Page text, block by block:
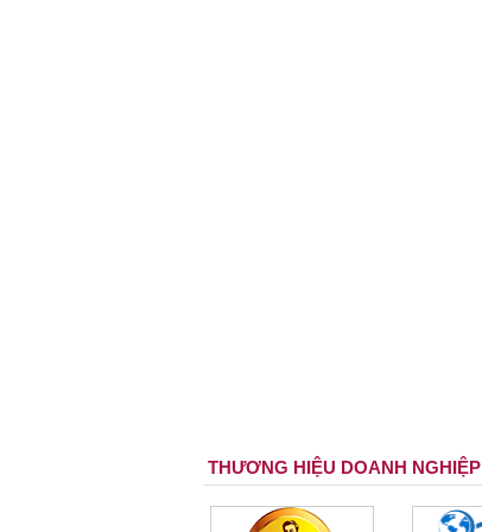
THƯƠNG HIỆU DOANH NGHIỆP